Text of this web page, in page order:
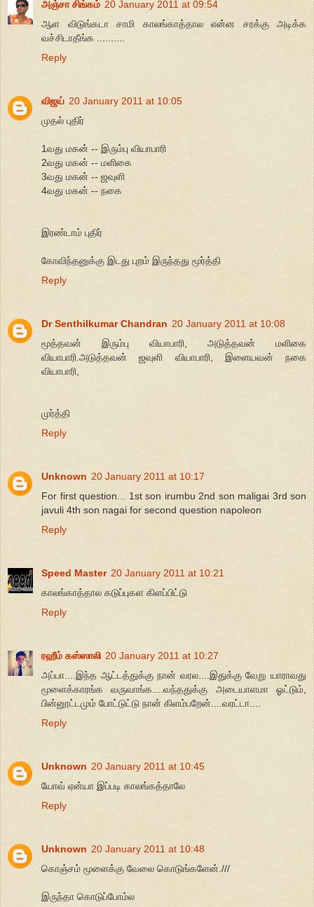
அஞ்சா சிங்கம் 20 January 2011 at 09:54
ஆள விடுங்கடா சாமி காலங்காத்தால என்ன சரக்கு அடிக்க
வச்சிடாதீங்க ..........
Reply
விஜய் 20 January 2011 at 10:05
முதல் புதிர்
1வது மகன் -- இரும்பு வியாபாரி
2வது மகன் -- மளிகை
3வது மகன் -- ஜவுளி
4வது மகன் -- நகை
இரண்டாம் புதிர்
கோவிந்தனுக்கு இடது புறம் இருந்தது மூர்த்தி
Reply
Dr Senthilkumar Chandran 20 January 2011 at 10:08
மூத்தவன் இரும்பு வியாபாரி, அடுத்தவன் மளிகை
வியாபாரி.அடுத்தவன் ஜவுளி வியாபாரி, இளையவன் நகை
வியாபாரி,
முர்த்தி
Reply
Unknown 20 January 2011 at 10:17
For first question... 1st son irumbu 2nd son maligai 3rd son
javuli 4th son nagai for second question napoleon
Reply
Speed Master 20 January 2011 at 10:21
காலங்காத்தால கடுப்புகள கிளப்பிட்டு
Reply
ரஹீம் கஸ்ஸாலி 20 January 2011 at 10:27
அப்பா....இந்த ஆட்டத்துக்கு நான் வரல....இதுக்கு வேறு யாராவது
மூளைக்காரங்க வருவாங்க....வந்ததுக்கு அடையாளமா ஓட்டும்,
பின்னூட்டமும் போட்டுட்டு நான் கிளம்பறேன்....வரட்டா....
Reply
Unknown 20 January 2011 at 10:45
யோவ் ஏன்யா இப்படி காலங்கத்தாலே
Reply
Unknown 20 January 2011 at 10:48
கொஞ்சம் மூளைக்கு வேலை கொடுங்களேன்.///
இருந்தா கொடுப்போம்ல